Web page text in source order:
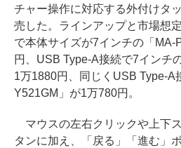
チャー操作に対応する外付けタ
売した。ラインアップと市場想
で本体サイズが7インチの「MA-
円、USB Type-A接続で7インチ
1万1880円、同じくUSB Type-A
Y521GM」が1万780円。
マウスの左右クリックや上下
タンに加え、「戻る」「進む」